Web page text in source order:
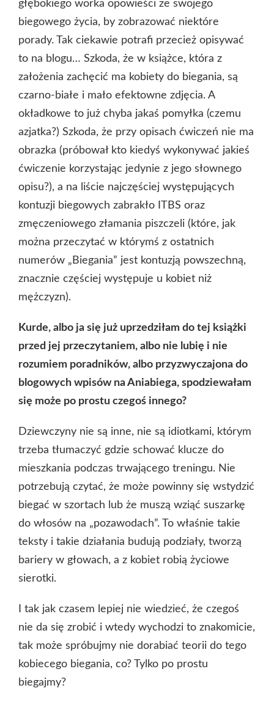
głębokiego worka opowieści ze swojego
biegowego życia, by zobrazować niektóre
porady. Tak ciekawie potrafi przecież opisywać
to na blogu… Szkoda, że w książce, która z
założenia zachęcić ma kobiety do biegania, są
czarno-białe i mało efektowne zdjęcia. A
okładkowe to już chyba jakaś pomyłka (czemu
azjatka?) Szkoda, że przy opisach ćwiczeń nie ma
obrazka (próbował kto kiedyś wykonywać jakieś
ćwiczenie korzystając jedynie z jego słownego
opisu?), a na liście najczęściej występujących
kontuzji biegowych zabrakło ITBS oraz
zmęczeniowego złamania piszczeli (które, jak
można przeczytać w którymś z ostatnich
numerów „Biegania” jest kontuzją powszechną,
znacznie częściej występuje u kobiet niż
mężczyzn).
Kurde, albo ja się już uprzedziłam do tej książki
przed jej przeczytaniem, albo nie lubię i nie
rozumiem poradników, albo przyzwyczajona do
blogowych wpisów na Aniabiega, spodziewałam
się może po prostu czegoś innego?
Dziewczyny nie są inne, nie są idiotkami, którym
trzeba tłumaczyć gdzie schować klucze do
mieszkania podczas trwającego treningu. Nie
potrzebują czytać, że może powinny się wstydzić
biegać w szortach lub że muszą wziąć suszarkę
do włosów na „pozawodach”. To właśnie takie
teksty i takie działania budują podziały, tworzą
bariery w głowach, a z kobiet robią życiowe
sierotki.
I tak jak czasem lepiej nie wiedzieć, że czegoś
nie da się zrobić i wtedy wychodzi to znakomicie,
tak może spróbujmy nie dorabiać teorii do tego
kobiecego biegania, co? Tylko po prostu
biegajmy?